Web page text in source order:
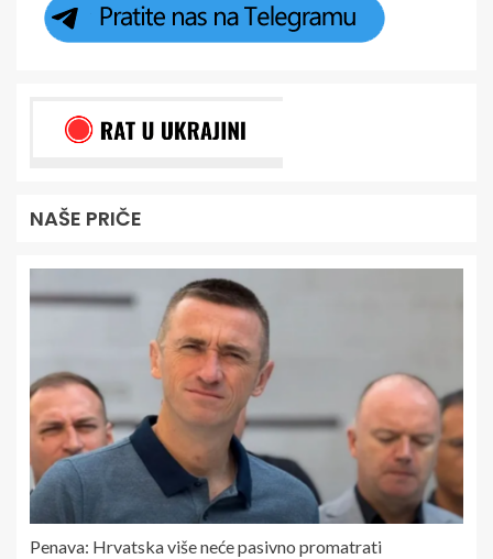
NAŠE PRIČE
Penava: Hrvatska više neće pasivno promatrati